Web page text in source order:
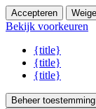
Accepteren
Bekijk voorkeuren
{title}
{title}
{title}
Beheer toestemming